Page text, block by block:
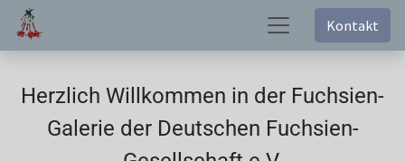
Kontakt
Herzlich Willkommen in der Fuchsien-
Galerie der Deutschen Fuchsien-